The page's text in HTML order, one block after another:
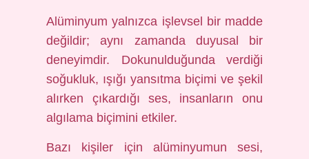
Alüminyum yalnızca işlevsel bir madde
değildir; aynı zamanda duyusal bir
deneyimdir. Dokunulduğunda verdiği
soğukluk, ışığı yansıtma biçimi ve şekil
alırken çıkardığı ses, insanların onu
algılama biçimini etkiler.
Bazı kişiler için alüminyumun sesi,